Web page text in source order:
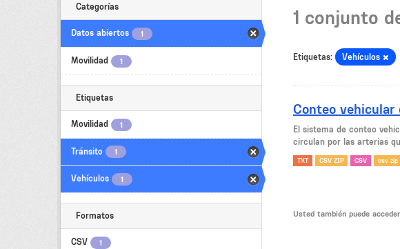
Categorías
Datos abiertos 1
Movilidad 1
Etiquetas
Movilidad 1
Tránsito 1
Vehículos 1
Formatos
CSV 1
1 conjunto
Etiquetas: Vehículos
Conteo vehicular
El sistema de conteo
circulan por las arterias
TXT CSV ZIP CSV csv zip
Usted también puede